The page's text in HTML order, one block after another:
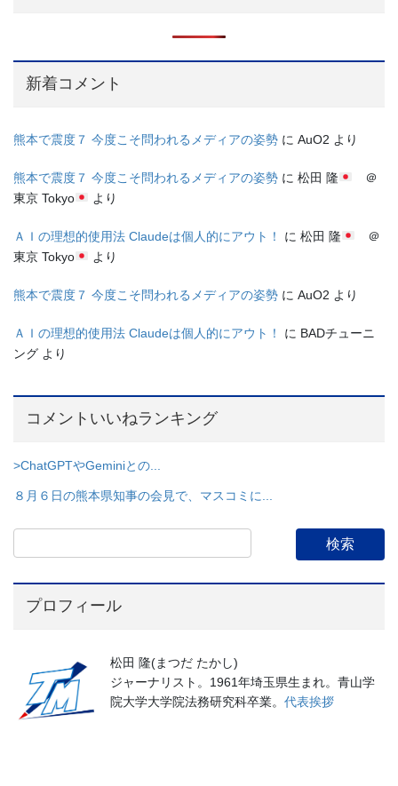
新着コメント
熊本で震度７ 今度こそ問われるメディアの姿勢 に AuO2 より
熊本で震度７ 今度こそ問われるメディアの姿勢 に 松田 隆
＠
東京 Tokyo
より
ＡＩの理想的使用法 Claudeは個人的にアウト！ に 松田 隆
＠
東京 Tokyo
より
熊本で震度７ 今度こそ問われるメディアの姿勢 に AuO2 より
ＡＩの理想的使用法 Claudeは個人的にアウト！ に BADチューニ
ング より
コメントいいねランキング
>ChatGPTやGeminiとの...
８月６日の熊本県知事の会見で、マスコミに...
プロフィール
松田 隆(まつだ たかし)
ジャーナリスト。1961年埼玉県生まれ。青山学
院大学大学院法務研究科卒業。 代表挨拶